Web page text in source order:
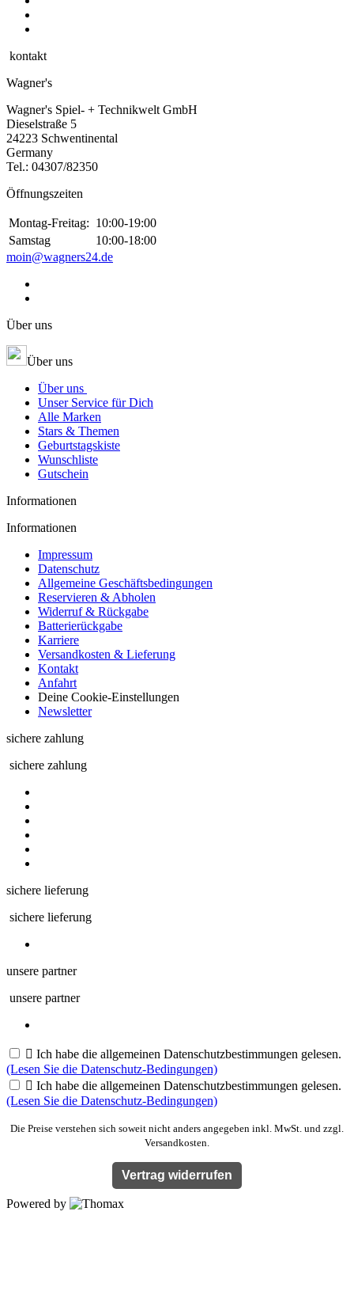
kontakt
Wagner's
Wagner's Spiel- + Technikwelt GmbH
Dieselstraße 5
24223 Schwentinental
Germany
Tel.: 04307/82350
Öffnungszeiten
Montag-Freitag: 10:00-19:00
Samstag
10:00-18:00
moin@wagners24.de
Über uns
Über uns
Über uns
Unser Service für Dich
Alle Marken
Stars & Themen
Geburtstagskiste
Wunschliste
Gutschein
Informationen
Informationen
Impressum
Datenschutz
Allgemeine Geschäftsbedingungen
Reservieren & Abholen
Widerruf & Rückgabe
Batterierückgabe
Karriere
Versandkosten & Lieferung
Kontakt
Anfahrt
Deine Cookie-Einstellungen
Newsletter
sichere zahlung
sichere zahlung
sichere lieferung
sichere lieferung
unsere partner
unsere partner
 Ich habe die allgemeinen Datenschutzbestimmungen gelesen.
(Lesen Sie die Datenschutz-Bedingungen)
 Ich habe die allgemeinen Datenschutzbestimmungen gelesen.
(Lesen Sie die Datenschutz-Bedingungen)
Die Preise verstehen sich soweit nicht anders angegeben inkl. MwSt. und zzgl.
Versandkosten.
Vertrag widerrufen
Powered by